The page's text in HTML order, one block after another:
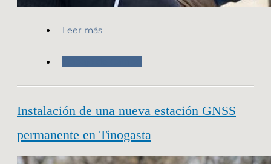
Leer más
Instalación de una nueva estación GNSS
permanente en Tinogasta